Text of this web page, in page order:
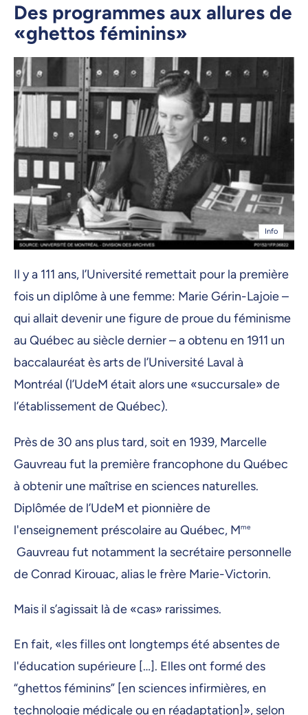
Des programmes aux allures de
«ghettos féminins»
Info
Il y a 111 ans, l’Université remettait pour la première
fois un diplôme à une femme: Marie Gérin-Lajoie –
qui allait devenir une figure de proue du féminisme
au Québec au siècle dernier – a obtenu en 1911 un
baccalauréat ès arts de l’Université Laval à
Montréal (l’UdeM était alors une «succursale» de
l’établissement de Québec).
Près de 30 ans plus tard, soit en 1939, Marcelle
Gauvreau fut la première francophone du Québec
à obtenir une maîtrise en sciences naturelles.
Diplômée de l’UdeM et pionnière de
l'enseignement préscolaire au Québec, Mme
Gauvreau fut notamment la secrétaire personnelle
de Conrad Kirouac, alias le frère Marie-Victorin.
Mais il s’agissait là de «cas» rarissimes.
En fait, «les filles ont longtemps été absentes de
l'éducation supérieure […]. Elles ont formé des
“ghettos féminins” [en sciences infirmières, en
technologie médicale ou en réadaptation]», selon